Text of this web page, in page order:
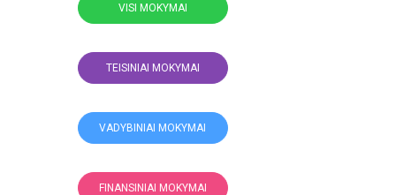
VISI MOKYMAI
TEISINIAI MOKYMAI
VADYBINIAI MOKYMAI
FINANSINIAI MOKYMAI